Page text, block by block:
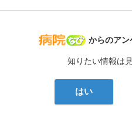
病院なび
からのアン
知りたい情報は
はい